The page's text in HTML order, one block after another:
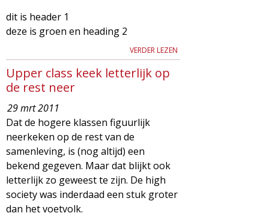
z
n
e
dit is header 1
deze is groen en heading 2
VERDER LEZEN
Upper class keek letterlijk op
de rest neer
29 mrt 2011
Dat de hogere klassen figuurlijk
neerkeken op de rest van de
samenleving, is (nog altijd) een
bekend gegeven. Maar dat blijkt ook
letterlijk zo geweest te zijn. De high
society was inderdaad een stuk groter
dan het voetvolk.